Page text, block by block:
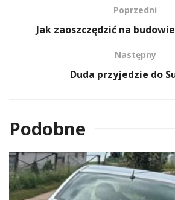
Poprzedni
Jak zaoszczędzić na
Następny
Duda przyjedzie do
Podobne